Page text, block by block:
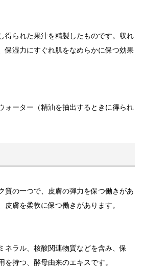
得られた果汁を精製したものです。収れ
保湿力にすぐれ肌をなめらかに保つ効果
ォーター（精油を抽出するときに得られ
質の一つで、皮膚の弾力を保つ働きがあ
皮膚を柔軟に保つ働きがあります。
ネラル、核酸関連物質などを含み、保
を持つ、酵母由来のエキスです。